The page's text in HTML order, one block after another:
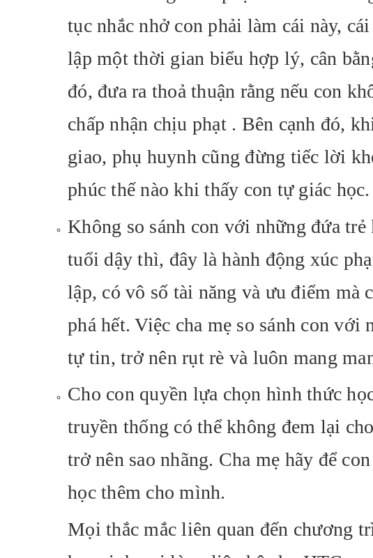
tục nhắc nhở con phải làm cái này,
lập một thời gian biểu hợp lý, cân
đó, đưa ra thoả thuận rằng nếu con
chấp nhận chịu phạt . Bên cạnh đó,
giao, phụ huynh cũng đừng tiếc lời
phúc thế nào khi thấy con tự giác học.
Không so sánh con với những đứa
tuổi dậy thì, đây là hành động xúc
lập, có vô số tài năng và ưu điểm mà
phá hết. Việc cha mẹ so sánh con
tự tin, trở nên rụt rè và luôn mang
Cho con quyền lựa chọn hình thức
truyền thống có thể không đem lại
trở nên sao nhãng. Cha mẹ hãy để
học thêm cho mình.
Mọi thắc mắc liên quan đến chương